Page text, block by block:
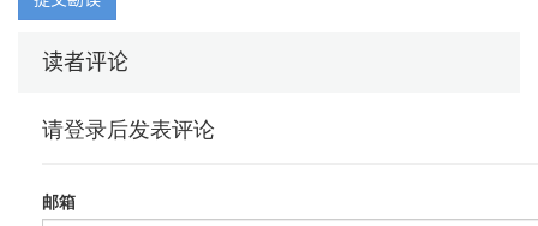
关于单一神话的最后思考 36
关于英雄的最后思考 44
角色弧 53
读者评论